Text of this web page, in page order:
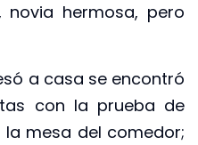
novia hermosa, pero
a casa se encontró
con la prueba de
mesa del comedor;